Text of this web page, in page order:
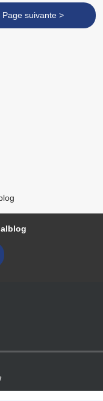
Page suivante >